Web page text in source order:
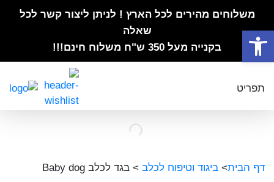
פתח סרגל נגישות
משלוחים מהירים לכל הארץ ! לניתן ליצור קשר לכל
שאלה
בקנייה מעל 350 ש"ח משלוח חינם!!!
תפריט
דף הבית> ביגוד וטיפוח לכלב > בגד לכלב Baby dog